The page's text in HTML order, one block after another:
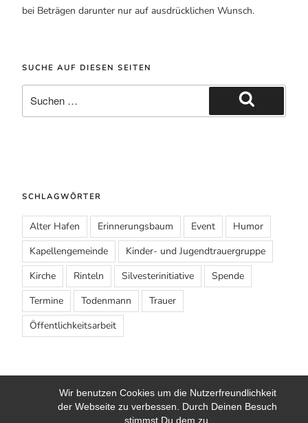
Wir benutzen Cookies um die Nutzerfreundlichkeit
der Webseite zu verbessen. Durch Deinen Besuch
stimmst Du dem zu.
bei Beträgen darunter nur auf ausdrücklichen Wunsch.
SUCHE AUF DIESEN SEITEN
nach:
Suchen
SCHLAGWÖRTER
Alter Hafen Erinnerungsbaum Event
Humor
Kapellengemeinde
Kinder- und Jugendtrauergruppe
Kirche
Rinteln Silvesterinitiative
Spende
Termine
Todenmann
Trauer
Öffentlichkeitsarbeit